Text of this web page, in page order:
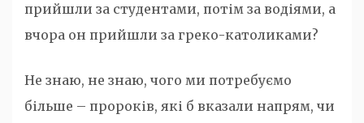
прийшли за студентами, потім за водіями, а
вчора он прийшли за греко-католиками?
Не знаю, не знаю, чого ми потребуємо
більше – пророків, які б вказали напрям, чи